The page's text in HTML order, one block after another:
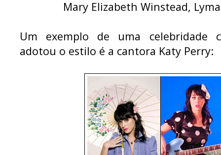
Mary Elizabeth Winstead,
Um exemplo de uma celebridade
adotou o estilo é a cantora Katy Perry: